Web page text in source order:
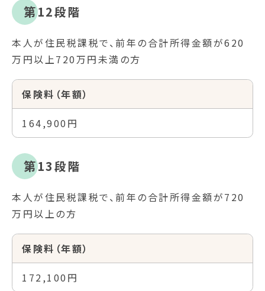
第12段階
本人が住民税課税で、前年の合計所得金額が620
万円以上720万円未満の方
保険料（年額）
164,900円
第13段階
本人が住民税課税で、前年の合計所得金額が720
万円以上の方
保険料（年額）
172,100円